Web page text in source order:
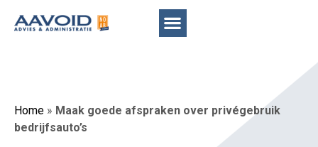
Home » Maak goede afspraken over privégebruik
bedrijfsauto’s